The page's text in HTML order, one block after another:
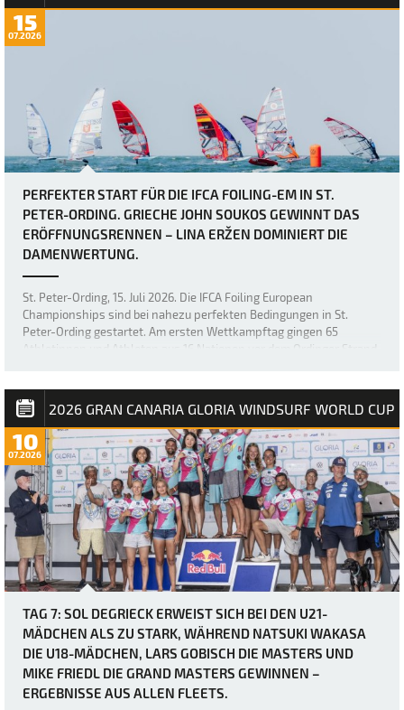
15
07.2026
PERFEKTER START FÜR DIE IFCA FOILING-EM IN ST.
PETER-ORDING. GRIECHE JOHN SOUKOS GEWINNT DAS
ERÖFFNUNGSRENNEN – LINA ERŽEN DOMINIERT DIE
DAMENWERTUNG.
St. Peter-Ording, 15. Juli 2026. Die IFCA Foiling European
Championships sind bei nahezu perfekten Bedingungen in St.
Peter-Ording gestartet. Am ersten Wettkampftag gingen 65
Athletinnen und Athleten aus 16 Nationen vor dem Ordinger Strand
2026 GRAN CANARIA GLORIA WINDSURF WORLD CUP
10
07.2026
TAG 7: SOL DEGRIECK ERWEIST SICH BEI DEN U21-
MÄDCHEN ALS ZU STARK, WÄHREND NATSUKI WAKASA
DIE U18-MÄDCHEN, LARS GOBISCH DIE MASTERS UND
MIKE FRIEDL DIE GRAND MASTERS GEWINNEN –
ERGEBNISSE AUS ALLEN FLEETS.